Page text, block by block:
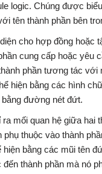
logic. Chúng được
tên thành phần bên
cho hợp đồng hoặc
cung cấp hoặc yêu
phần tương tác với
hiện bằng các hình
đường nét đứt.
ra mối quan hệ giữa hai
phụ thuộc vào thành
bằng các mũi tên
đến thành phần mà nó